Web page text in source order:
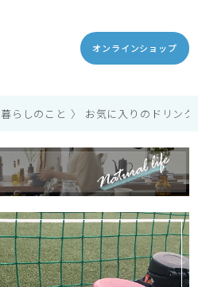
オンラインショップ
暮らしのこと お気に入りのドリン